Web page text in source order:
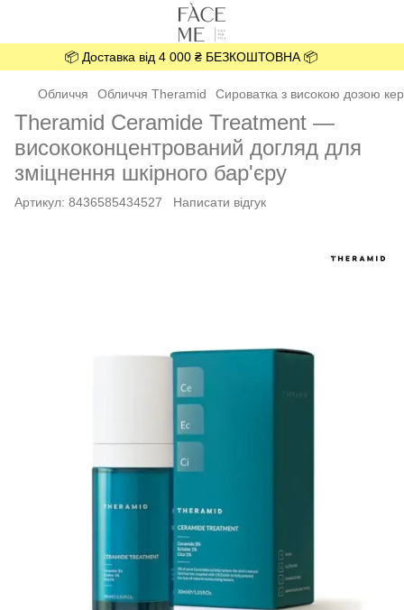
📦 Доставка від 4 000 ₴ БЕЗКОШТОВНА 📦
Обличчя Обличчя Theramid Сироватка з високою дозою
Theramid Ceramide Treatment —
висококонцентрований догляд для
зміцнення шкірного бар'єру
Артикул: 8436585434527 Написати відгук